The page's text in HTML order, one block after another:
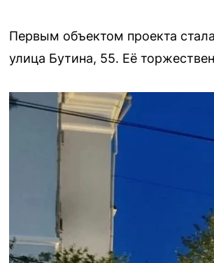
Первым объектом проекта
улица Бутина, 55. Её